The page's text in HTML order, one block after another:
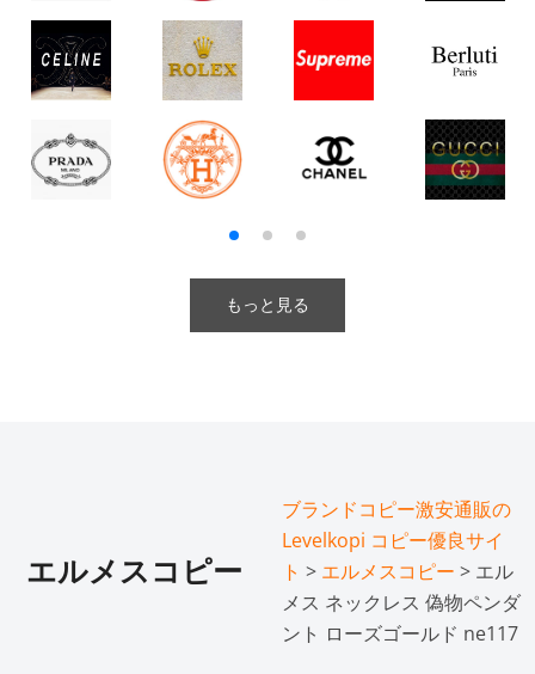
もっと見る
エルメスコピー
ブランドコピー激安通販の
Levelkopi コピー優良サイ
ト > エルメスコピー > エル
メス ネックレス 偽物ペンダ
ント ローズゴールド ne117